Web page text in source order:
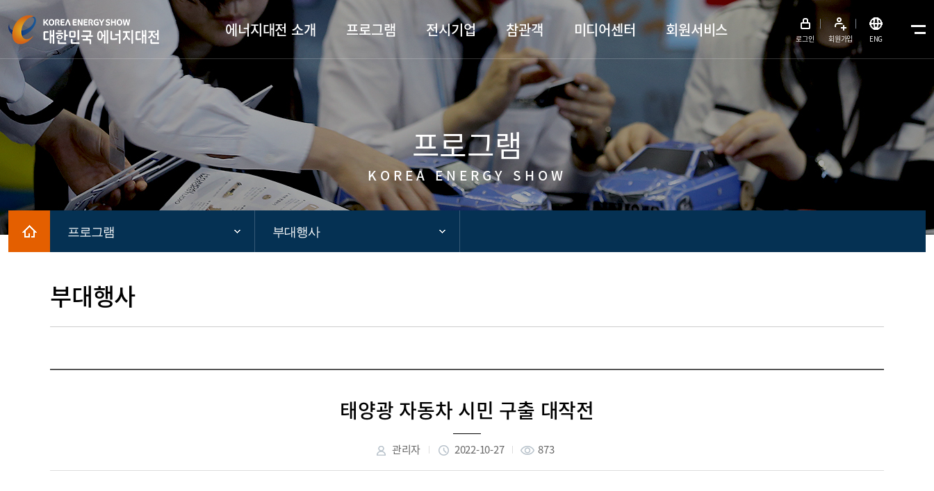
본문으로 가기
주메뉴로 가기
카피라이트로 가기
에너지대전 소개 프로그램 전시기업 참관객 미디어센터 회원서비스 로그인 회원가입 ENG
프로그램
KOREA ENERGY SHOW
프로그램 부대행사
부대행사
태양광 자동차 시민 구출 대작전
관리자 2022-10-27 873